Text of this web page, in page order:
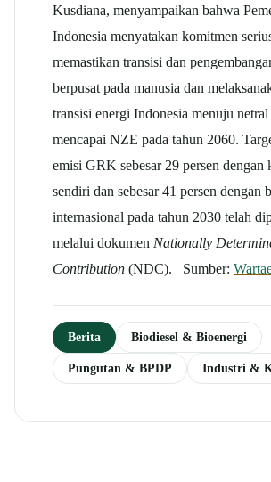
Kusdiana, menyampaikan bahwa
Indonesia menyatakan komitmen
memastikan transisi dan
berpusat pada manusia dan
transisi energi Indonesia menuju
mencapai NZE pada tahun 2060.
emisi GRK sebesar 29 persen dengan
sendiri dan sebesar 41 persen dengan
internasional pada tahun 2030 telah
melalui dokumen Nationally
Contribution (NDC). Sumber:
Berita Biodiesel & Bioenergi
Pungutan & BPDP Industri &